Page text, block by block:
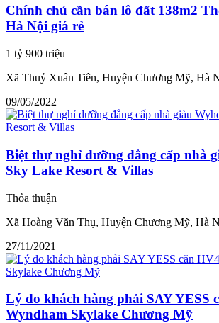
Chính chủ cần bán lô đất 138m2
Hà Nội giá rẻ
1 tỷ 900 triệu
Xã Thuỷ Xuân Tiên, Huyện Chương Mỹ, Hà
09/05/2022
Biệt thự nghỉ dưỡng đẳng cấp nhà
Sky Lake Resort & Villas
Thỏa thuận
Xã Hoàng Văn Thụ, Huyện Chương Mỹ, Hà
27/11/2021
Lý do khách hàng phải SAY YESS
Wyndham Skylake Chương Mỹ